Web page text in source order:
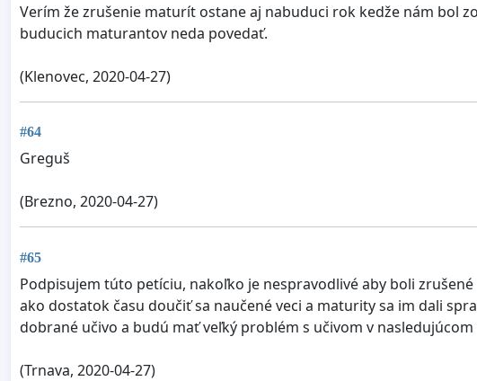
Verím že zrušenie maturít ostane aj nabuduci rok kedže nám bol
buducich maturantov neda povedať.
(Klenovec, 2020-04-27)
#64
Greguš
(Brezno, 2020-04-27)
#65
Podpisujem túto petíciu, nakoľko je nespravodlivé aby boli
ako dostatok času doučiť sa naučené veci a maturity sa im dali
dobrané učivo a budú mať veľký problém s učivom v
(Trnava, 2020-04-27)